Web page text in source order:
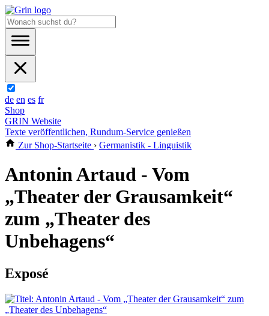
de en es fr
Shop
GRIN Website
Texte veröffentlichen, Rundum-Service genießen
Zur Shop-Startseite › Germanistik - Linguistik
Antonin Artaud - Vom
„Theater der Grausamkeit“
zum „Theater des
Unbehagens“
Exposé